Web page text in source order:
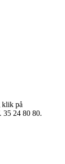
klik på
35 24 80 80.